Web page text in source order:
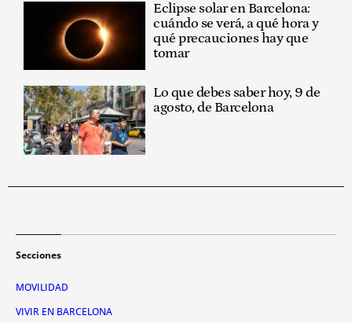
Eclipse solar en Barcelona:
cuándo se verá, a qué hora y
qué precauciones hay que
tomar
Lo que debes saber hoy, 9 de
agosto, de Barcelona
Secciones
MOVILIDAD
VIVIR EN BARCELONA